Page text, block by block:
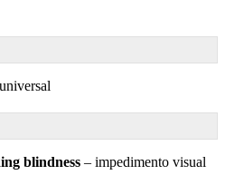
blindness – impedimento visual